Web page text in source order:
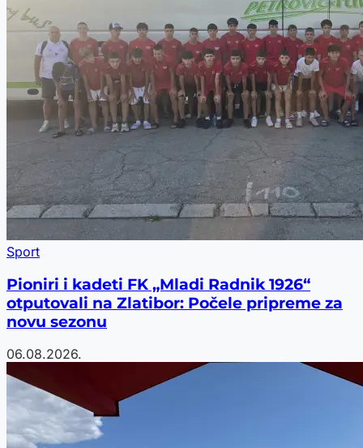
Sport
Pioniri i kadeti FK „Mladi Radnik 1926“
otputovali na Zlatibor: Počele pripreme za
novu sezonu
06.08.2026.